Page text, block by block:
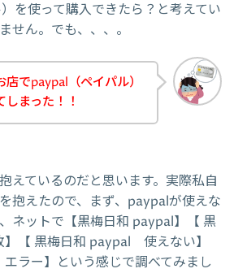
を使って購入できたら？と考えてい
せん。でも、、、。
でpaypal（ペイパル）
まった！！
えているのだと思います。実際私自
抱えたので、まず、paypalが使えな
ネットで【黒梅日和 paypal】【 黒
【 黒梅日和 paypal 使えない】
ラー】という感じで調べてみまし